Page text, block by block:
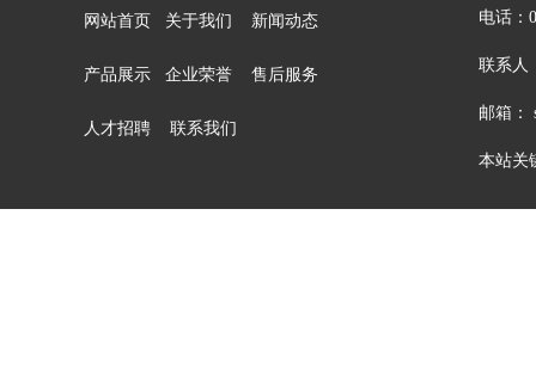
网站首页 关于我们 新闻动态
产品展示 企业荣誉 售后服务
人才招聘 联系我们
电话：
联系人
邮箱：
本站关